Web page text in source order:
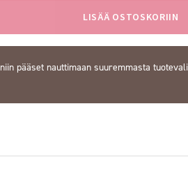
LISÄÄ OSTOSKORIIN
niin pääset nauttimaan suuremmasta